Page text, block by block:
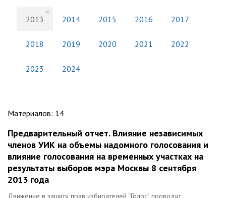
2013 2014 2015 2016 2017
2018 2019 2020 2021 2022
2023 2024
Материалов: 14
Предварительный отчет. Влияние независимых
членов УИК на объемы надомного голосования и
влияние голосования на временных участках на
результаты выборов мэра Москвы 8 сентября
2013 года
Движение в защиту прав избирателей “Голос” проводит